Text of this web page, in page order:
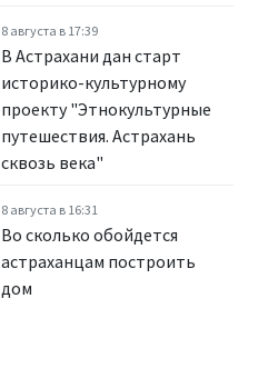
8 августа в 17:39
В Астрахани дан старт
историко-культурному
проекту "Этнокультурные
путешествия. Астрахань
сквозь века"
8 августа в 16:31
Во сколько обойдется
астраханцам построить
дом